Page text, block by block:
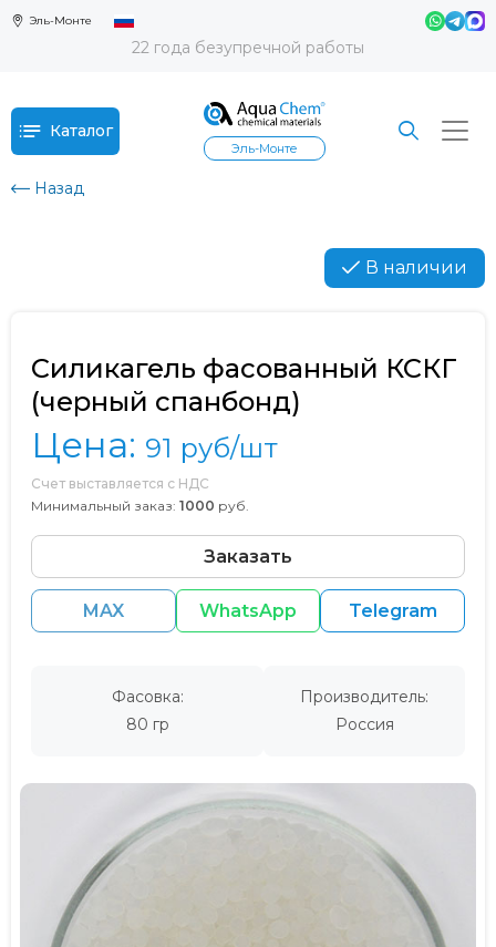
Эль-Монте
22 года безупречной работы
Каталог
Эль-Монте
Назад
В наличии
Силикагель фасованный КСКГ
(черный спанбонд)
Цена: 91 руб/шт
Счет выставляется с НДС
Минимальный заказ: 1000 руб.
Заказать
MAX WhatsApp Telegram
Фасовка:
80 гр
Производитель:
Россия